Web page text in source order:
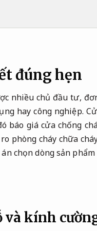
đúng hẹn
nhiều chủ đầu tư,
hay công nghiệp.
báo giá cửa chống
phòng cháy chữa
chọn dòng sản
và kính